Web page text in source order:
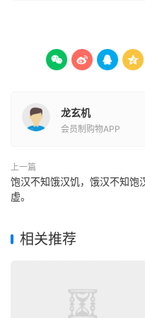
   
龙玄机
会员制购物APP
上一篇
饱汉不知饿汉饥，饿汉不知饱
虚。
相关推荐